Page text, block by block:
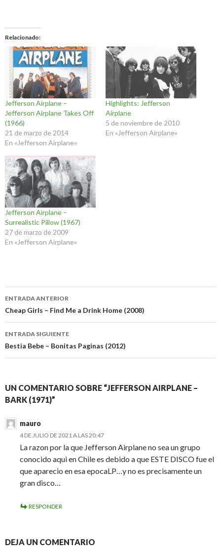
Relacionado
Jefferson Airplane –
Jefferson Airplane Takes Off
(1966)
21 de marzo de 2014
En «Jefferson Airplane»
Highlights: Jefferson
Airplane
5 de noviembre de 2010
En «Jefferson Airplane»
Jefferson Airplane –
Surrealistic Pillow (1967)
27 de marzo de 2009
En «Jefferson Airplane»
Navegación
de
entradas
ENTRADA ANTERIOR
Cheap Girls – Find Me a Drink Home (2008)
ENTRADA SIGUIENTE
Bestia Bebe – Bonitas Paginas (2012)
UN COMENTARIO SOBRE “JEFFERSON AIRPLANE –
BARK (1971)”
mauro
4 DE JULIO DE 2021 A LAS 20:47
La razon por la que Jefferson Airplane no sea un grupo
conocido aqui en Chile es debido a que ESTE DISCO fue el
que aparecio en esa epocaLP…y no es precisamente un
gran disco…
RESPONDER
DEJA UN COMENTARIO